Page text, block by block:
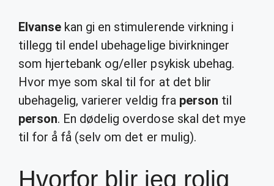
Elvanse kan gi en stimulerende virkning i
tillegg til endel ubehagelige bivirkninger
som hjertebank og/eller psykisk ubehag.
Hvor mye som skal til for at det blir
ubehagelig, varierer veldig fra person til
person. En dødelig overdose skal det mye
til for å få (selv om det er mulig).
Hvorfor blir jeg rolig